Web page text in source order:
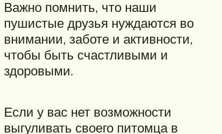
Важно помнить, что наши
пушистые друзья нуждаются во
внимании, заботе и активности,
чтобы быть счастливыми и
здоровыми.
Если у вас нет возможности
выгуливать своего питомца в